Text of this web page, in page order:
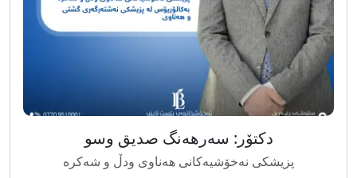
دکتۆر: سەرهەنگ صديق وسو
پزیشکی نەخۆشیەکانی هەناوی ودڵ و شەکرە